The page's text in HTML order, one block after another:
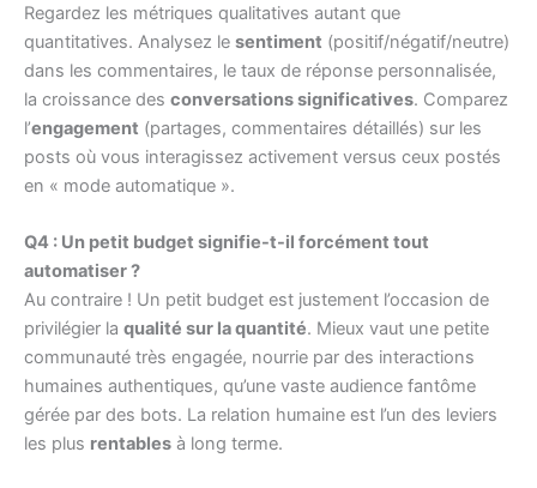
Regardez les métriques qualitatives autant que
quantitatives. Analysez le sentiment (positif/négatif/neutre)
dans les commentaires, le taux de réponse personnalisée,
la croissance des conversations significatives. Comparez
l’engagement (partages, commentaires détaillés) sur les
posts où vous interagissez activement versus ceux postés
en « mode automatique ».
Q4 : Un petit budget signifie-t-il forcément tout
automatiser ?
Au contraire ! Un petit budget est justement l’occasion de
privilégier la qualité sur la quantité. Mieux vaut une petite
communauté très engagée, nourrie par des interactions
humaines authentiques, qu’une vaste audience fantôme
gérée par des bots. La relation humaine est l’un des leviers
les plus rentables à long terme.